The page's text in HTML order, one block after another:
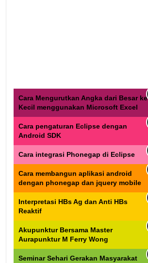
Cara Mengurutkan Angka dari Besar ke
Kecil menggunakan Microsoft Excel
Cara pengaturan Eclipse dengan
Android SDK
Cara integrasi Phonegap di Eclipse
Cara membangun aplikasi android
dengan phonegap dan jquery mobile
Interpretasi HBs Ag dan Anti HBs
Reaktif
Akupunktur Bersama Master
Aurapunktur M Ferry Wong
Seminar Sehari Gerakan Masyarakat